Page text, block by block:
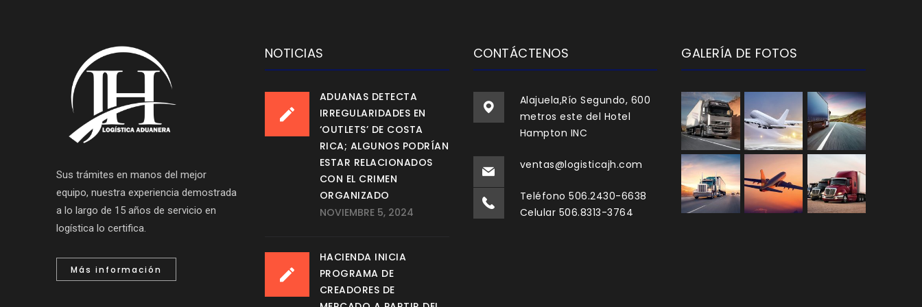
Sus trámites en manos del mejor
equipo, nuestra experiencia demostrada
a lo largo de 15 años de servicio en
logística lo certifica.
Más información
NOTICIAS
ADUANAS DETECTA
IRREGULARIDADES EN
‘OUTLETS’ DE COSTA
RICA; ALGUNOS PODRÍAN
ESTAR RELACIONADOS
CON EL CRIMEN
ORGANIZADO
NOVIEMBRE 5, 2024
HACIENDA INICIA
PROGRAMA DE
CREADORES DE
CONTÁCTENOS
Alajuela,Río Segundo, 600
metros este del Hotel
Hampton INC
ventas@logisticajh.com
Teléfono 506.2430-6638
Celular 506.8313-3764
GALERÍA DE FOTOS